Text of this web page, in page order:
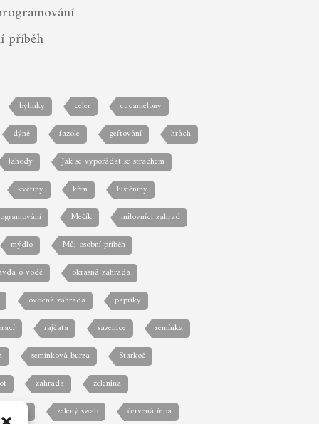
příběh
bylinky celer
cucamelony
dýně
fazole geftování
hrách
jahody
Jak se vypořádat se strachem
květiny
křen
luštěniny
Mečík
milovníci zahrad
mýdlo
Můj osobní příběh
o vodě
okrasná zahrada
ovocná zahrada
papriky
rajčata sazenice
semínka
semínková burza
Starkoč
zahrada
zelenina
zelený swab červená řepa